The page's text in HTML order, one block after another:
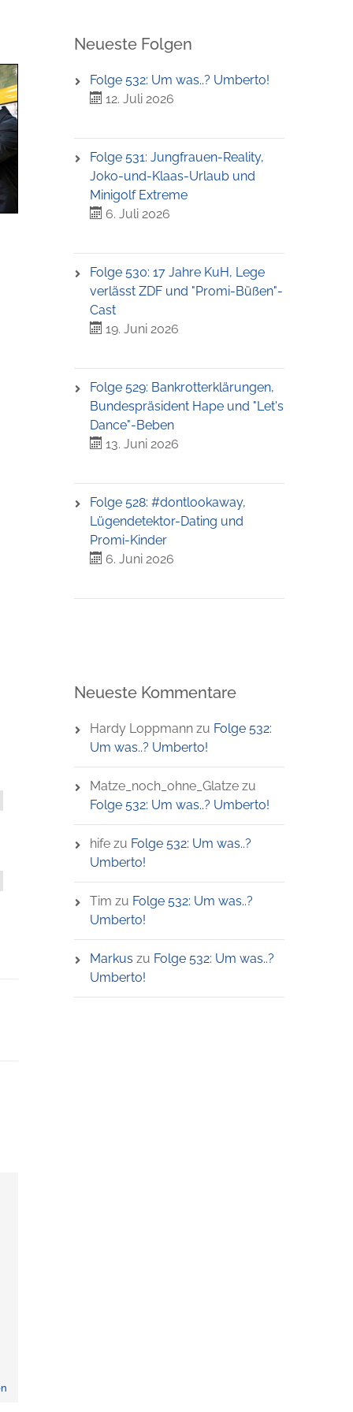
Neueste Folgen
Folge 532: Um was..? Umberto!
12. Juli 2026
Folge 531: Jungfrauen-Reality,
Joko-und-Klaas-Urlaub und
Minigolf Extreme
6. Juli 2026
Folge 530: 17 Jahre KuH, Lege
verlässt ZDF und "Promi-Büßen"-
Cast
19. Juni 2026
Folge 529: Bankrotterklärungen,
Bundespräsident Hape und "Let's
Dance"-Beben
13. Juni 2026
Folge 528: #dontlookaway,
Lügendetektor-Dating und
Promi-Kinder
6. Juni 2026
Neueste Kommentare
Hardy Loppmannzu Folge 532:
Um was..? Umberto!
Matze_noch_ohne_Glatzezu
Folge 532: Um was..? Umberto!
hifezu Folge 532: Um was..?
Umberto!
Tim zu Folge 532: Um was..?
Umberto!
Markus zu Folge 532: Um was..?
Umberto!